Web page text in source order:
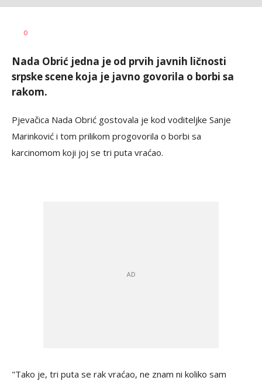
AUTOR
0
Nada Obrić jedna je od prvih javnih ličnosti
srpske scene koja je javno govorila o borbi sa
rakom.
Pjevačica Nada Obrić gostovala je kod voditeljke Sanje
Marinković i tom prilikom progovorila o borbi sa
karcinomom koji joj se tri puta vraćao.
"Tako je, tri puta se rak vraćao, ne znam ni koliko sam